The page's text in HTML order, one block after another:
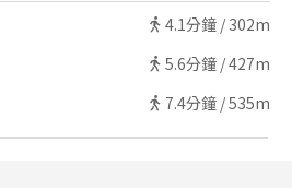
4.1分鐘 / 302m
5.6分鐘 /427m
7.4分鐘 /535m